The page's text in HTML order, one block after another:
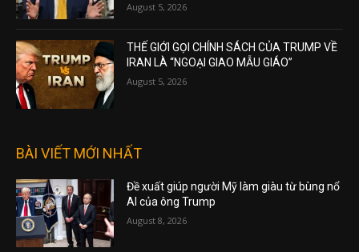
August 5, 2026
THẾ GIỚI GỌI CHÍNH SÁCH CỦA TRUMP VỀ
IRAN LÀ “NGOẠI GIAO MẪU GIÁO”
August 5, 2026
BÀI VIẾT MỚI NHẤT
Đề xuất giúp người Mỹ làm giàu từ bùng nổ
AI của ông Trump
August 8, 2026